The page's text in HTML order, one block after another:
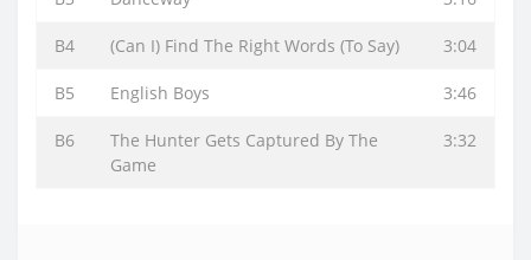
B4 (Can I) Find The Right Words (To Say) 3:04
B5 English Boys 3:46
B6
The Hunter Gets Captured By The
Game
3:32